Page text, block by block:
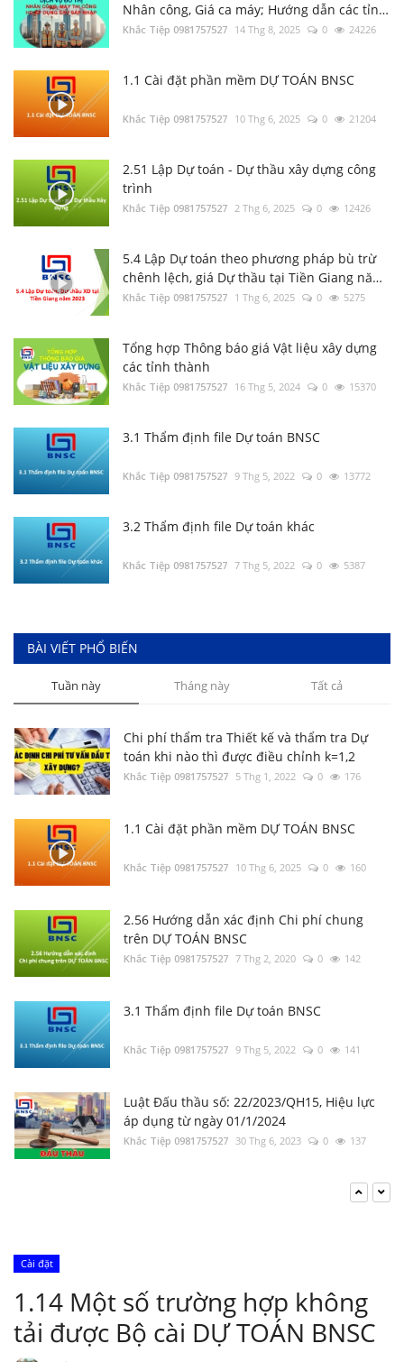
Nhân công, Giá ca máy; Hướng dẫn các tỉnh
thành
Khắc Tiệp 0981757527 14 Thg 8, 2025 0 24226
1.1 Cài đặt phần mềm DỰ TOÁN BNSC
Khắc Tiệp 0981757527 10 Thg 6, 2025 0 21204
2.51 Lập Dự toán - Dự thầu xây dựng công
trình
Khắc Tiệp 0981757527 2 Thg 6, 2025 0 12426
5.4 Lập Dự toán theo phương pháp bù trừ
chênh lệch, giá Dự thầu tại Tiền Giang năm
2023
Khắc Tiệp 0981757527 1 Thg 6, 2025 0 5275
Tổng hợp Thông báo giá Vật liệu xây dựng
các tỉnh thành
Khắc Tiệp 0981757527 16 Thg 5, 2024 0 15370
3.1 Thẩm định file Dự toán BNSC
Khắc Tiệp 0981757527 9 Thg 5, 2022 0 13772
3.2 Thẩm định file Dự toán khác
Khắc Tiệp 0981757527 7 Thg 5, 2022 0 5387
BÀI VIẾT PHỔ BIẾN
Tuần này Tháng này Tất cả
Luật Đấu thầu số: 22/2023/QH15, Hiệu lực
áp dụng từ ngày 01/1/2024
Tổng hợp Thông báo giá Vật liệu xây dựng
các tỉnh thành
Bộ Xây dựng: Quyết định 37; 38; 39/QĐ-BXD
Định mức Dịch vụ thoát nước; Dịch vụ cây
loại đường để tính cước vận tải đường bộ
Nhân công, Giá ca máy; Hướng dẫn các tỉnh
Bộ cài DỰ TOÁN BNSC (cập nhật đến ngày
01/3/2022)
Khắc Tiệp 0981757527 0
Chi phí thẩm tra Thiết kế và thẩm tra Dự
toán khi nào thì được điều chỉnh k=1,2
Khắc Tiệp 0981757527 5 Thg 1, 2022 0 176
1.1 Cài đặt phần mềm DỰ TOÁN BNSC
Khắc Tiệp 0981757527 10 Thg 6, 2025 0 160
2.56 Hướng dẫn xác định Chi phí chung
trên DỰ TOÁN BNSC
Khắc Tiệp 0981757527 7 Thg 2, 2020 0 142
3.1 Thẩm định file Dự toán BNSC
Khắc Tiệp 0981757527 9 Thg 5, 2022 0 141
Luật Đấu thầu số: 22/2023/QH15, Hiệu lực
áp dụng từ ngày 01/1/2024
Khắc Tiệp 0981757527 30 Thg 6, 2023 0 137
Tổng hợp Thông báo giá Vật liệu xây dựng
Định mức Dịch vụ thoát nước; Dịch vụ cây
xanh; Dịch vụ chiếu sáng đô thị
Khắc Tiệp 0981757527 17 Thg 1, 2025 0 131
Cài đặt
1.14 Một số trường hợp không
tải được Bộ cài DỰ TOÁN BNSC